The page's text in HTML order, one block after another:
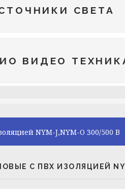
NYM-J,NYM-O 300/500 В
С ПВХ ИЗОЛЯЦИЕЙ